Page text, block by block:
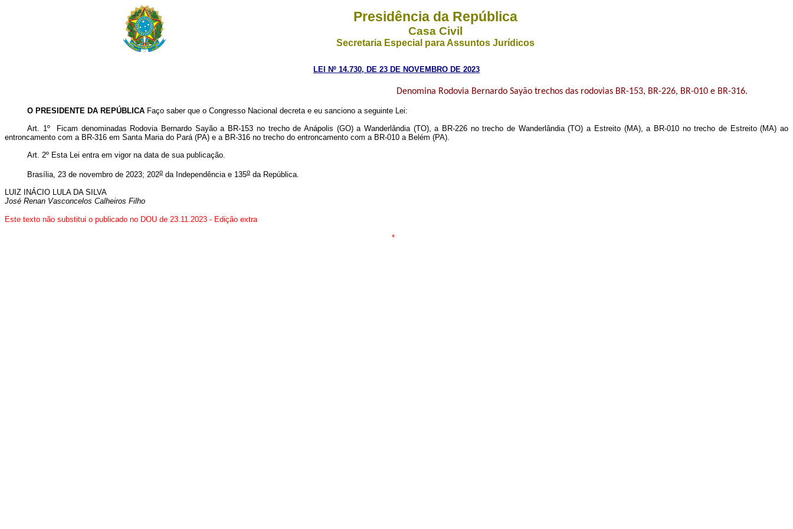
Presidência da República
Casa Civil
Secretaria Especial para Assuntos Jurídicos
LEI Nº 14.730, DE 23 DE NOVEMBRO DE 2023
Denomina Rodovia Bernardo Sayão trechos das rodovias BR-153, BR-226, BR-010 e BR-316.
O PRESIDENTE DA REPÚBLICA Faço saber que o Congresso Nacional decreta e eu sanciono a seguinte Lei:
Art. 1º Ficam denominadas Rodovia Bernardo Sayão a BR-153 no trecho de Anápolis (GO) a Wanderlândia (TO), a BR-226 no trecho de Wanderlândia (TO) a Estreito (MA), a BR-010 no trecho de Estreito (MA) ao
entroncamento com a BR-316 em Santa Maria do Pará (PA) e a BR-316 no trecho do entroncamento com a BR-010 a Belém (PA).
Art. 2º Esta Lei entra em vigor na data de sua publicação.
Brasília, 23 de novembro de 2023; 202o da Independência e 135o da República.
LUIZ INÁCIO LULA DA SILVA
José Renan Vasconcelos Calheiros Filho
Este texto não substitui o publicado no DOU de 23.11.2023 - Edição extra
*